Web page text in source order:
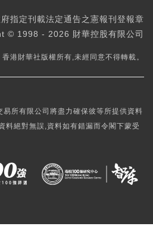
指定刊載法定通告之憲報刊登報章
© 1998 - 2026 財華控股有限公司
香港財華社版權所有,未經同意不得轉載。
所有限公司將盡力確保彼等所提供資料
料絕對無誤,資料如有錯漏而令閣下蒙受